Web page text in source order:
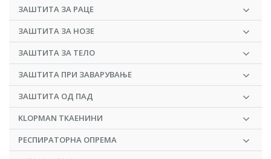
ЗАШТИТА ЗА РАЦЕ
ЗАШТИТА ЗА НОЗЕ
ЗАШТИТА ЗА ТЕЛО
ЗАШТИТА ПРИ ЗАВАРУВАЊЕ
ЗАШТИТА ОД ПАД
KLOPMAN ТКАЕНИНИ
РЕСПИРАТОРНА ОПРЕМА